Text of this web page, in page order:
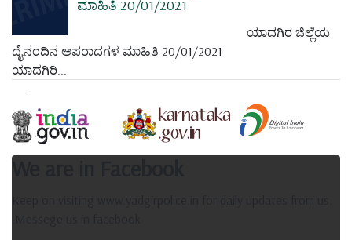
ಮಾಹಿತಿ 20/01/2021
ಯಾದಗಿರ ಜಿಲ್ಲೆಯ
ದೈನಂದಿನ ಅಪರಾದಗಳ ಮಾಹಿತಿ 20/01/2021
ಯಾದಗಿರಿ...